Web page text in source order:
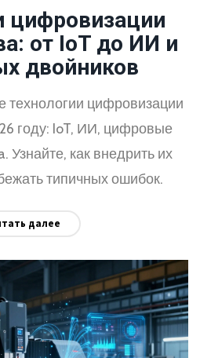
цифровизации
от IoT до ИИ и
двойников
технологии цифровизации
году: IoT, ИИ, цифровые
Узнайте, как внедрить их
типичных ошибок.
далее